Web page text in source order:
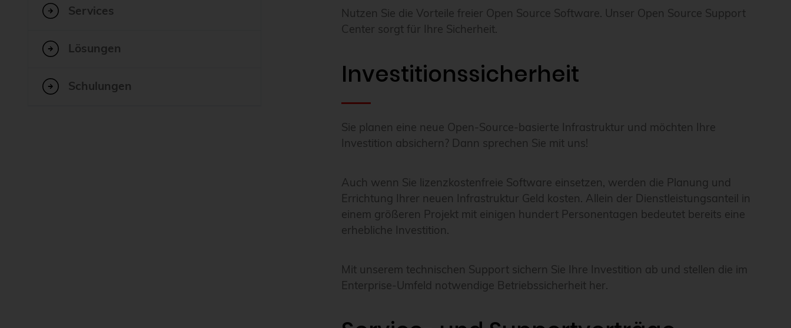
Supportmodell
24x7-Support
Skalierbarkeit & Kosten
Services
Lösungen
Schulungen
Nutzen Sie die Vorteile freier Open Source Software. Unser Open Source Support
Center sorgt für Ihre Sicherheit.
Investitionssicherheit
Sie planen eine neue Open-Source-basierte Infrastruktur und möchten Ihre
Investition absichern? Dann sprechen Sie mit uns!
Auch wenn Sie lizenzkostenfreie Software einsetzen, werden die Planung und
Errichtung Ihrer neuen Infrastruktur Geld kosten. Allein der Dienstleistungsanteil in
einem größeren Projekt mit einigen hundert Personentagen bedeutet bereits eine
erhebliche Investition.
Mit unserem technischen Support sichern Sie Ihre Investition ab und stellen die im
Enterprise-Umfeld notwendige Betriebssicherheit her.